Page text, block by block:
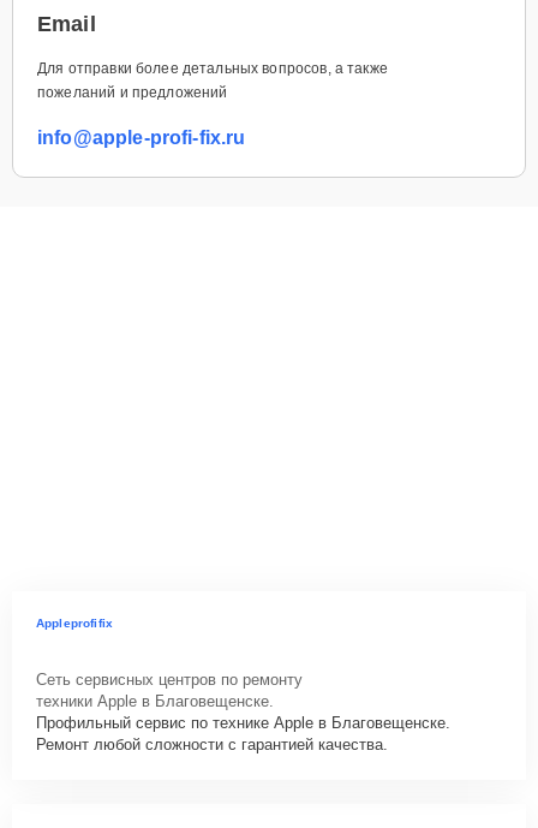
Email
Для отправки более детальных вопросов, а также
пожеланий и предложений
info@apple-profi-fix.ru
Appleprofifix
Сеть сервисных центров по ремонту
техники Apple в Благовещенске.
Профильный сервис по технике Apple в Благовещенске.
Ремонт любой сложности с гарантией качества.